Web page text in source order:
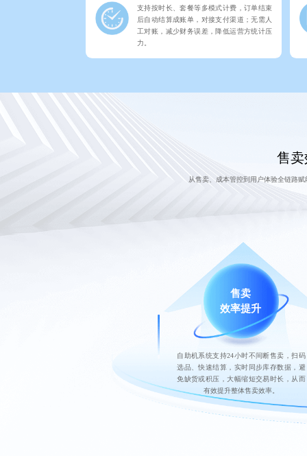
支持按时长、套餐等多模式计费，订单结束
后自动结算成账单，对接支付渠道；无需人
工对账，减少财务误差，降低运营方统计压
力。
售
从售卖、成本管控到用户体验全链路
售卖
效率提升
自助机系统支持24小时不间断售卖，扫码
选品、快速结算，实时同步库存数据，避
免缺货或积压，大幅缩短交易时长，从而
有效提升整体售卖效率。